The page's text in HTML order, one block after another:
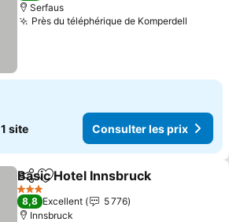
Serfaus
Près du téléphérique de Komperdell
1 site Consulter les prix
PartagerAjouter à mes favoris
Basic Hotel Innsbruck
3 Étoiles
8,8 Excellent
5 776
Innsbruck